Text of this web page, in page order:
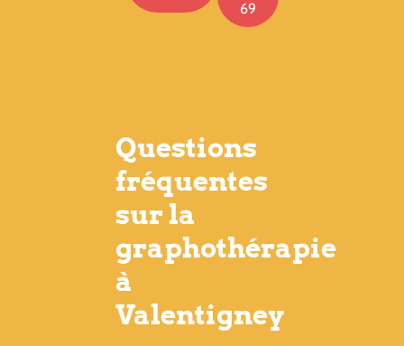
69
Questions
fréquentes
sur la
graphothérapie
à
Valentigney